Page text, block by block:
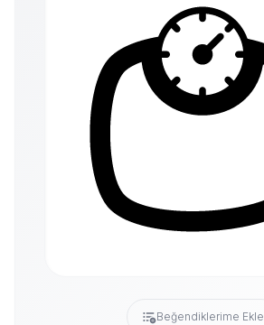
Beğendiklerime Ekle